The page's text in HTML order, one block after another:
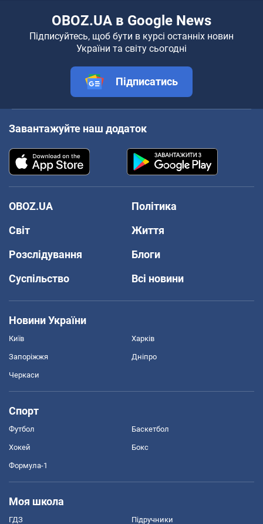
OBOZ.UA в Google News
Підписуйтесь, щоб бути в курсі останніх новин
України та світу сьогодні
Підписатись
Завантажуйте наш додаток
OBOZ.UA
Політика
Світ
Життя
Розслідування
Блоги
Суспільство
Всі новини
Новини України
Київ Харків
Запоріжжя Дніпро
Черкаси
Спорт
Футбол Баскетбол
Хокей Бокс
Формула-1
Моя школа
ГДЗ Підручники